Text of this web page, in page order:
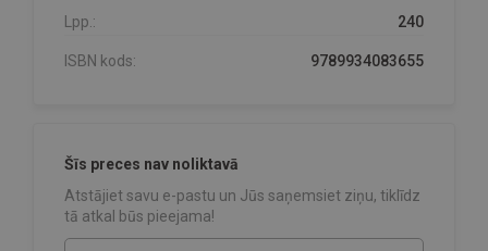
Lpp.: 240
ISBN kods: 9789934083655
Šīs preces nav noliktavā
Atstājiet savu e-pastu un Jūs saņemsiet ziņu, tiklīdz
tā atkal būs pieejama!